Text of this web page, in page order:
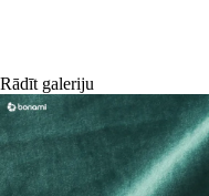
Rādīt galeriju